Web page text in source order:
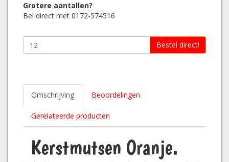
Grotere aantallen?
Bel direct met 0172-574516
Bestel direct!
Omschrijving Beoordelingen
Gerelateerde producten
Kerstmutsen Oranje.